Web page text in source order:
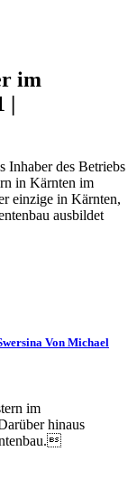
im
|
Inhaber des Betriebs
in Kärnten im
einzige in Kärnten,
ausbildet
Von Michael
im
hinaus